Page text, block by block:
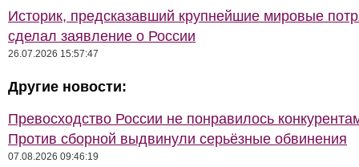
Историк, предсказавший крупнейшие мировые
сделал заявление о России
26.07.2026 15:57:47
Другие новости:
Превосходство России не понравилось
Против сборной выдвинули серьёзные обвинения
07.08.2026 09:46:19